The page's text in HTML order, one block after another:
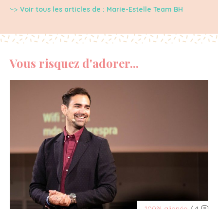
Voir tous les articles de : Marie-Estelle Team BH
Vous risquez d'adorer...